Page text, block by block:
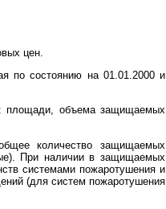
цен.
по состоянию на 01.01.2000 и
площади, объема защищаемых
количество защищаемых
При наличии в защищаемых
системами пожаротушения и
(для систем пожаротушения